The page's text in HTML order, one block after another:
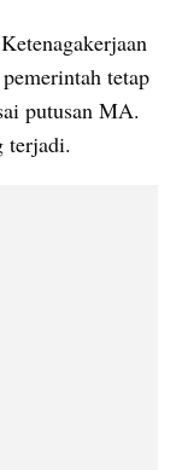
tetap
putusan MA.
terjadi.